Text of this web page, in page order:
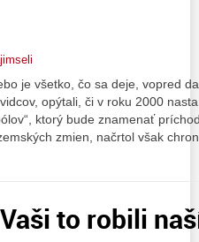
je všetko, čo sa deje, vopred
opýtali, či v roku 2000
ktorý bude znamenať
zmien, načrtol však
to robili